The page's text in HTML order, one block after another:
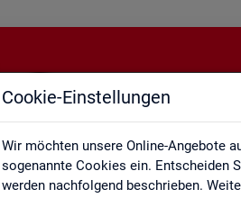
Cookie-Einstellungen
Wir möchten unsere Online-Angebote
sogenannte Cookies ein. Entscheiden
werden nachfolgend beschrieben.